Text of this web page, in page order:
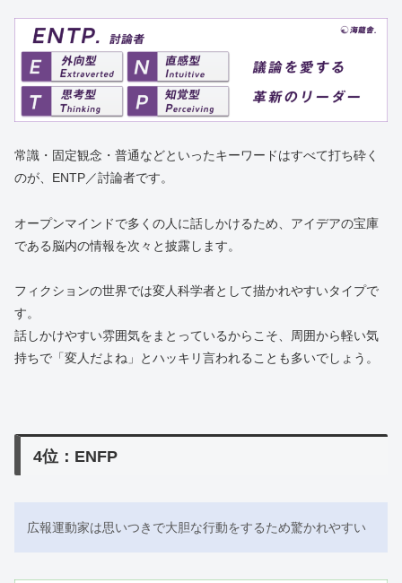
常識・固定観念・普通などといったキーワードはすべて打ち砕く
のが、ENTP／討論者です。
オープンマインドで多くの人に話しかけるため、アイデアの宝庫
である脳内の情報を次々と披露します。
フィクションの世界では変人科学者として描かれやすいタイプで
す。
話しかけやすい雰囲気をまとっているからこそ、周囲から軽い気
持ちで「変人だよね」とハッキリ言われることも多いでしょう。
4位：ENFP
広報運動家は思いつきで大胆な行動をするため驚かれやすい